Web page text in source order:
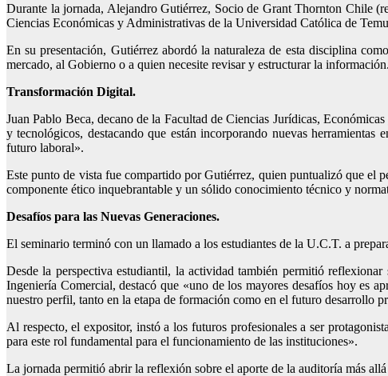
Durante la jornada, Alejandro Gutiérrez, Socio de Grant Thornton Chile
Ciencias Económicas y Administrativas de la Universidad Católica de
En su presentación, Gutiérrez abordó la naturaleza de esta disciplina
mercado, al Gobierno o a quien necesite revisar y estructurar la
Transformación Digital.
Juan Pablo Beca, decano de la Facultad de Ciencias Jurídicas,
y tecnológicos, destacando que están incorporando nuevas
futuro laboral».
Este punto de vista fue compartido por Gutiérrez, quien puntualizó que el
componente ético inquebrantable y un sólido conocimiento técnico y
Desafíos para las Nuevas Generaciones.
El seminario terminó con un llamado a los estudiantes de la U.C.T. a
Desde la perspectiva estudiantil, la actividad también permitió
Ingeniería Comercial, destacó que «uno de los mayores desafíos hoy es
nuestro perfil, tanto en la etapa de formación como en el futuro desarrollo
Al respecto, el expositor, instó a los futuros profesionales a ser
para este rol fundamental para el funcionamiento de las instituciones».
La jornada permitió abrir la reflexión sobre el aporte de la auditoría más